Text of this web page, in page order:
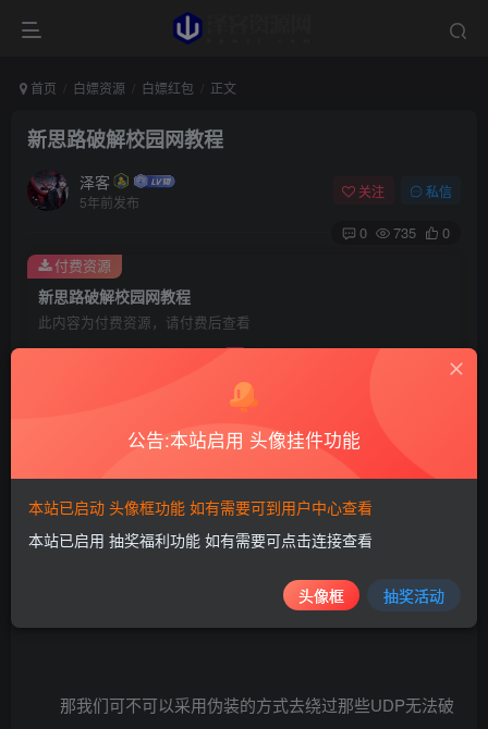
首页 白嫖资源 白嫖红包 正文
新思路破解校园网教程
泽客
5年前发布
关注 私信
0 735 0
新思路破解校园网教程
此内容为付费资源，请付费后查看
5
免费
登录购买
付费资源
教程介绍:
那我们可不可以采用伪装的方式去绕过那些UDP无法破
公告:本站启用 头像挂件功能
本站已启动 头像框功能 如有需要可到用户中心查看
本站已启用 抽奖福利功能 如有需要可点击连接查看
头像框 抽奖活动